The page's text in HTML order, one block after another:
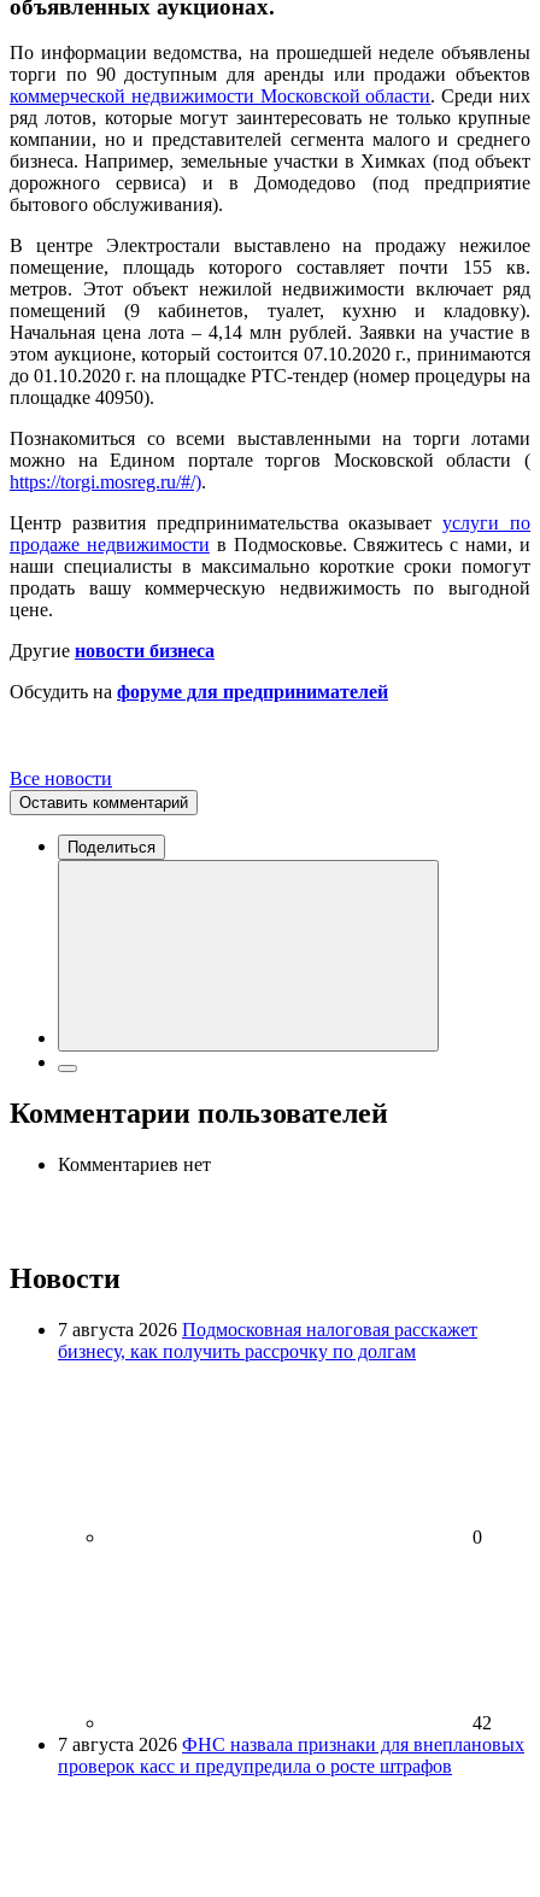
объявленных аукционах.
По информации ведомства, на прошедшей неделе объявлены
торги по 90 доступным для аренды или продажи объектов
коммерческой недвижимости Московской области. Среди них
ряд лотов, которые могут заинтересовать не только крупные
компании, но и представителей сегмента малого и среднего
бизнеса. Например, земельные участки в Химках (под объект
дорожного сервиса) и в Домодедово (под предприятие
бытового обслуживания).
В центре Электростали выставлено на продажу нежилое
помещение, площадь которого составляет почти 155 кв.
метров. Этот объект нежилой недвижимости включает ряд
помещений (9 кабинетов, туалет, кухню и кладовку).
Начальная цена лота – 4,14 млн рублей. Заявки на участие в
этом аукционе, который состоится 07.10.2020 г., принимаются
до 01.10.2020 г. на площадке РТС-тендер (номер процедуры на
площадке 40950).
Познакомиться со всеми выставленными на торги лотами
можно на Едином портале торгов Московской области (
https://torgi.mosreg.ru/#/).
Центр развития предпринимательства оказываетуслуги по
продаже недвижимости в Подмосковье. Свяжитесь с нами, и
наши специалисты в максимально короткие сроки помогут
продать вашу коммерческую недвижимость по выгодной
цене.
Другие новости бизнеса
Обсудить на форуме для предпринимателей
Все новости
Оставить комментарий
Поделиться
Комментарии пользователей
Комментариев нет
Новости
7 августа 2026 Подмосковная налоговая расскажет
бизнесу, как получить рассрочку по долгам
0
42
7 августа 2026 ФНС назвала признаки для внеплановых
проверок касс и предупредила о росте штрафов